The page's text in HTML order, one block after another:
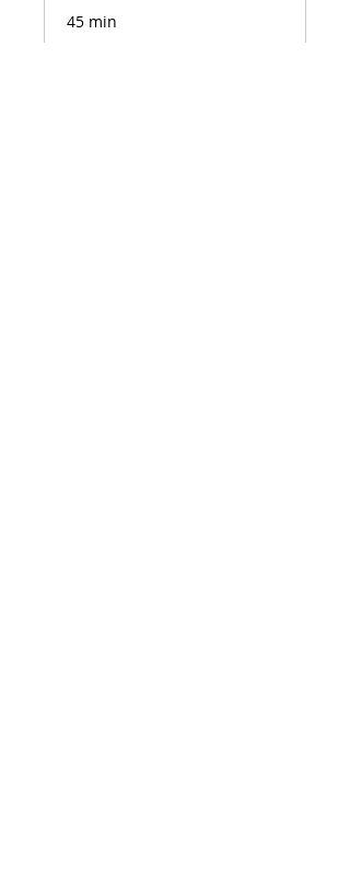
45 min